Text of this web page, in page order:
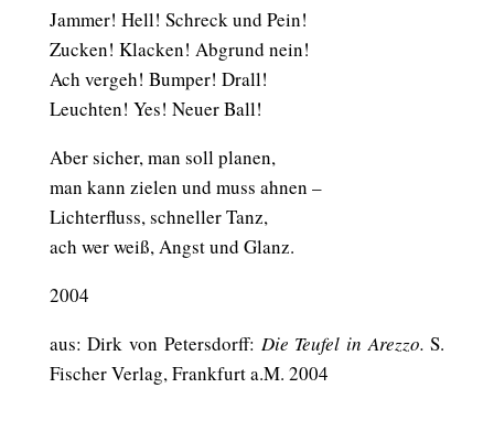
Jammer! Hell! Schreck und Pein!
Zucken! Klacken! Abgrund nein!
Ach vergeh! Bumper! Drall!
Leuchten! Yes! Neuer Ball!
Aber sicher, man soll planen,
man kann zielen und muss ahnen –
Lichterfluss, schneller Tanz,
ach wer weiß, Angst und Glanz.
2004
aus: Dirk von Petersdorff: Die Teufel in Arezzo.S.
Fischer Verlag, Frankfurt a.M. 2004